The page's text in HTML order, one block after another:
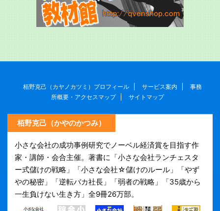
栢野克己（カヤノカツミ）プロフィール サービス案内
事務
所概要・アクセスマップ
サイトマップ
栢野克己（かやのかつみ）
小さな会社の成功事例研究でノーベル経済賞を目指す作
家・講師・会合主催。著書に「小さな会社ランチェスタ
ー式儲けの戦略」「小さな会社☆儲けのルール」「やず
やの秘密」「逆転バカ社長」「弱者の戦略」「35歳から
一生負けない生き方」全9冊26万部。